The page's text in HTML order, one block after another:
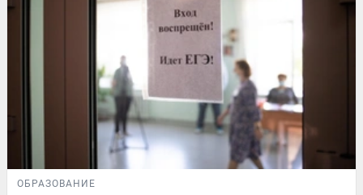
ОБРАЗОВАНИЕ